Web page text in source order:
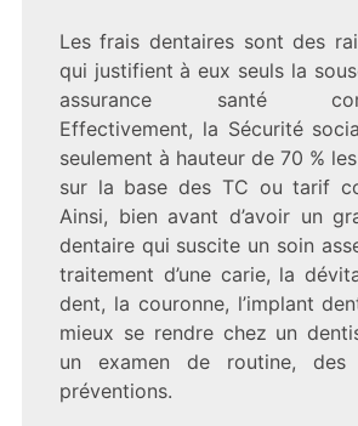
Les frais dentaires sont des
qui justifient à eux seuls la
assurance santé
Effectivement, la Sécurité
seulement à hauteur de 70 %
sur la base des TC ou tarif
Ainsi, bien avant d’avoir un
dentaire qui suscite un soin
traitement d’une carie, la
dent, la couronne, l’implant
mieux se rendre chez un
un examen de routine, des
préventions.